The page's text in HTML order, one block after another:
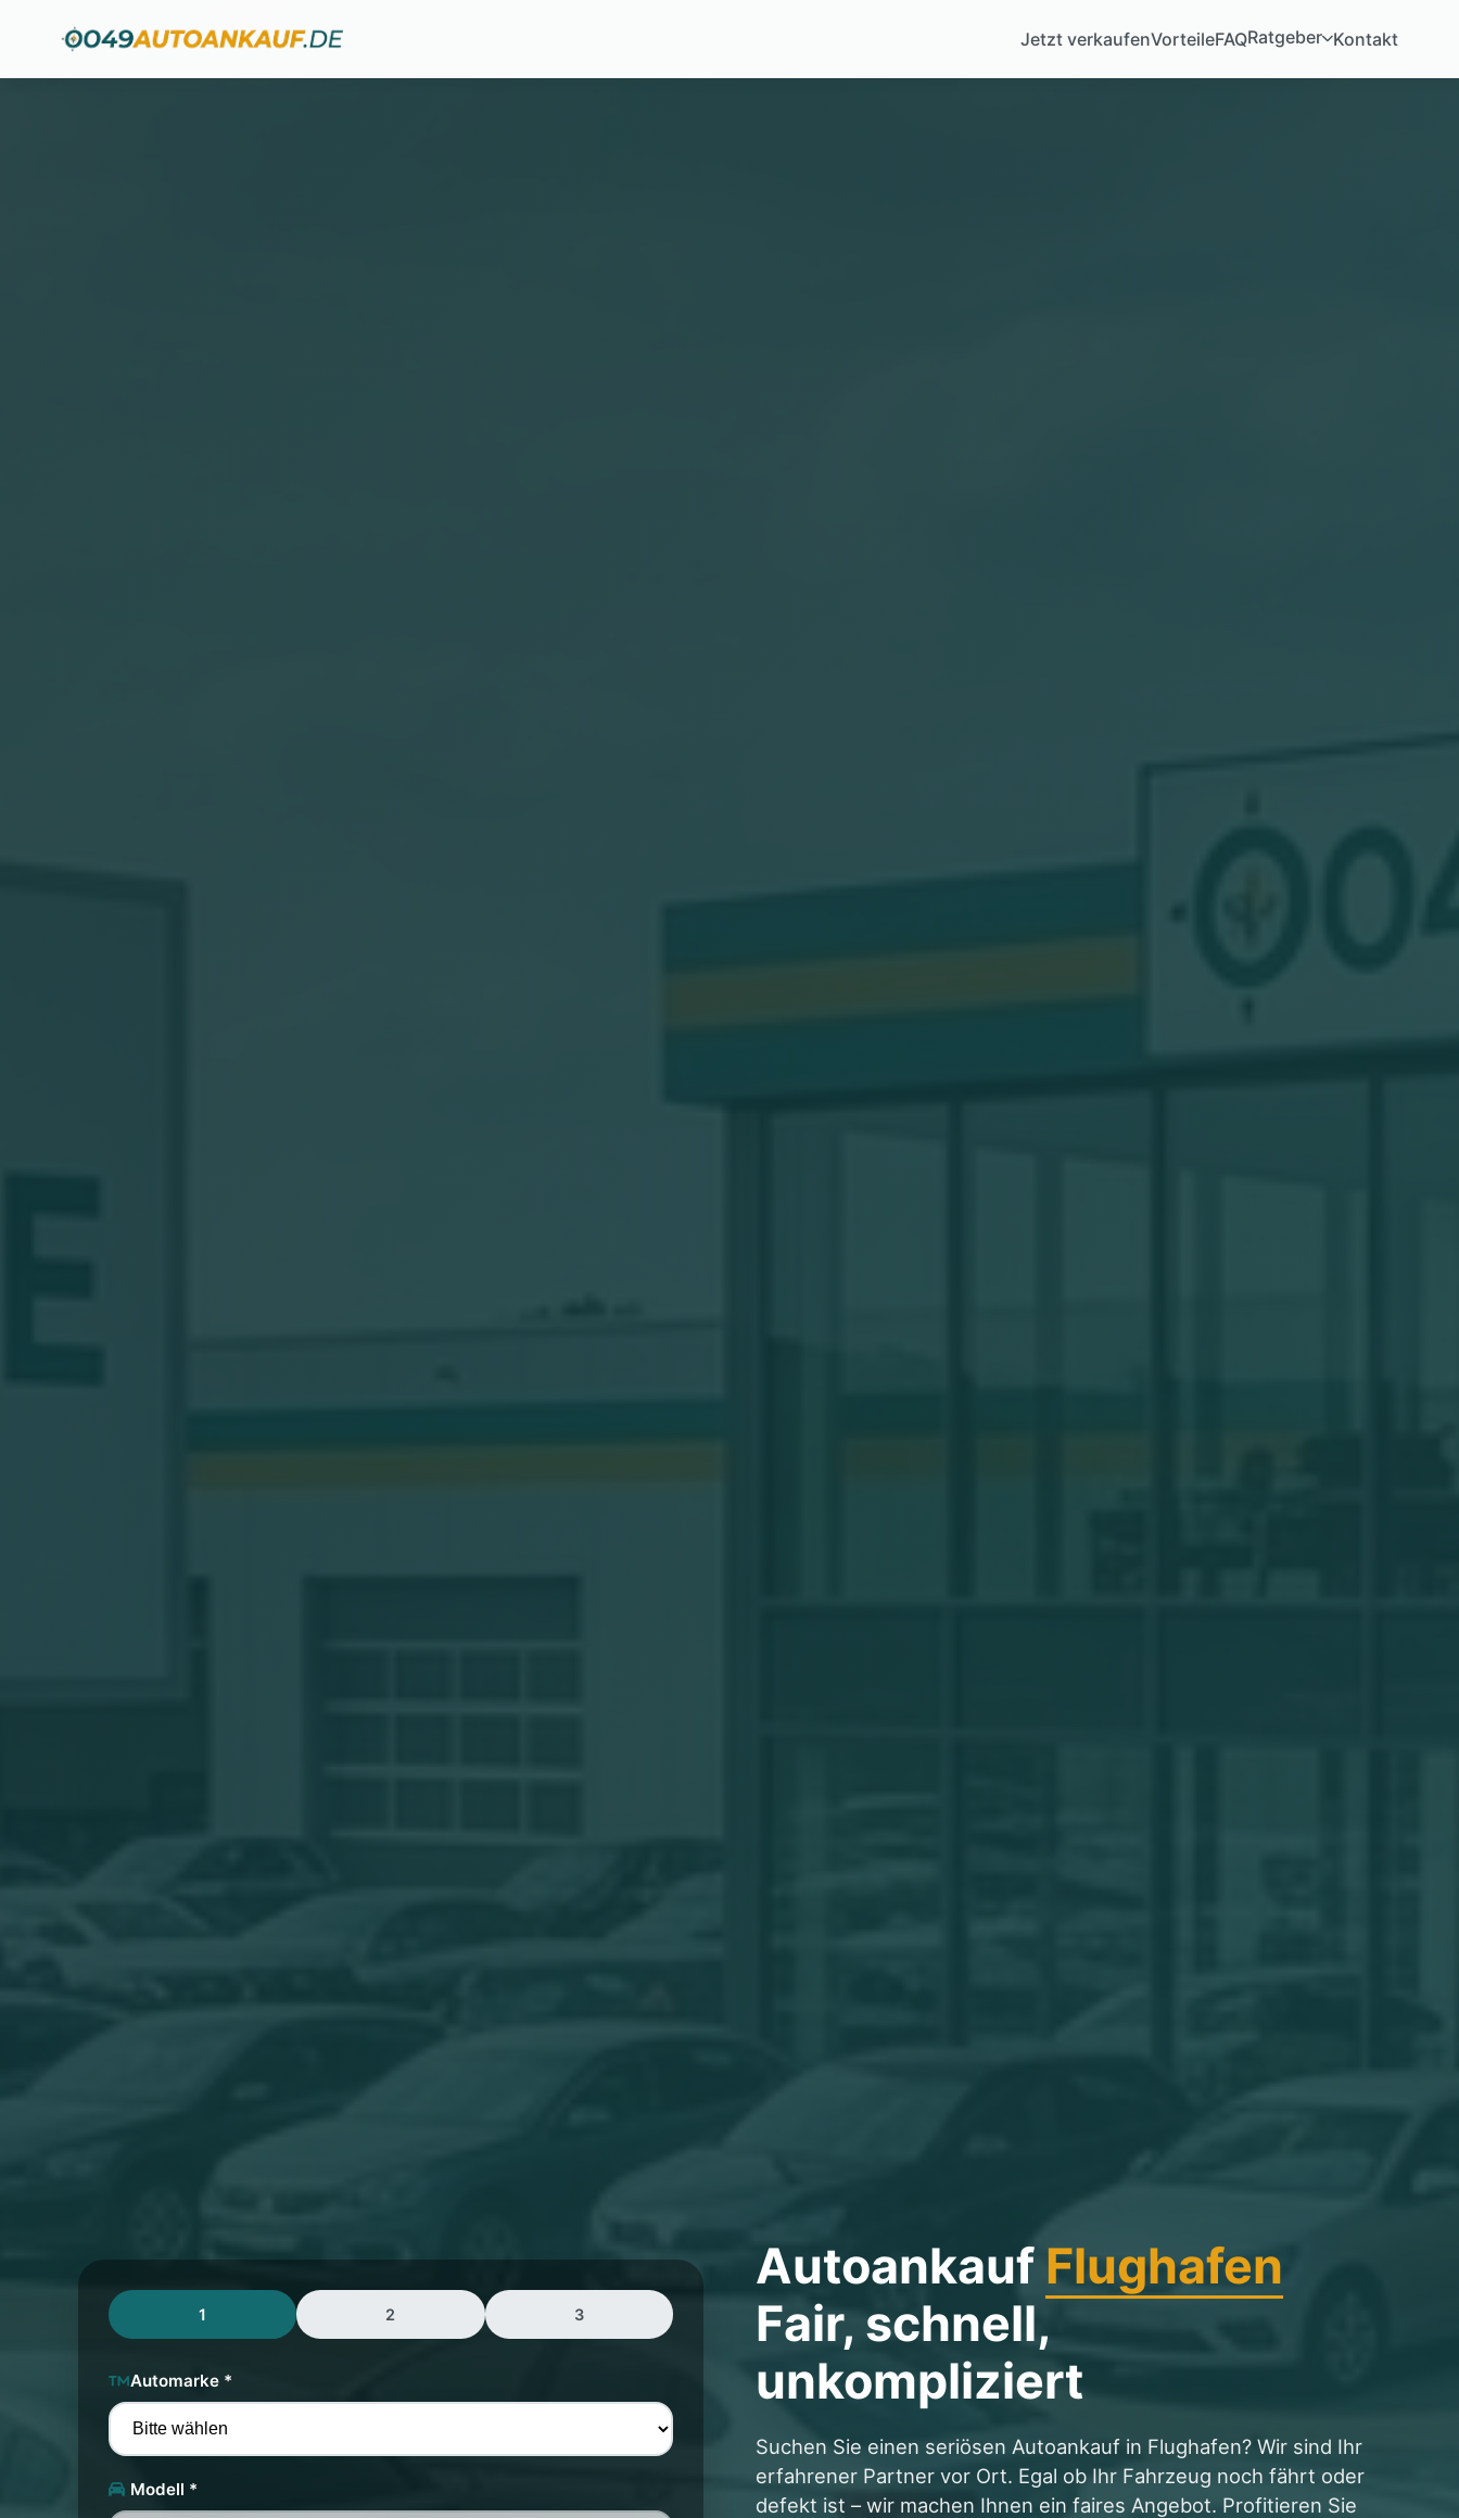
Jetzt verkaufenVorteileFAQRatgeber Kontakt
1 2 3
Automarke *
Modell *
Autoankauf Flughafen
Fair, schnell,
unkompliziert
Suchen Sie einen seriösen Autoankauf in Flughafen? Wir sind Ihr
erfahrener Partner vor Ort. Egal ob Ihr Fahrzeug noch fährt oder
defekt ist – wir machen Ihnen ein faires Angebot. Profitieren Sie